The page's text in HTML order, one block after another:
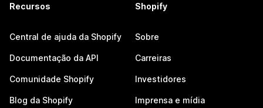
Recursos
Central de ajuda da Shopify
Documentação da API
Comunidade Shopify
Blog da Shopify
Shopify
Sobre
Carreiras
Investidores
Imprensa e mídia